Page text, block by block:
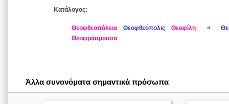
Κατάλογος:
Θεοφθεοπόλεια Θεοφθεόπολις Θεοφίλη «
Θεοφράσμουσα
Άλλα συνονόματα σημαντικά πρόσωπα